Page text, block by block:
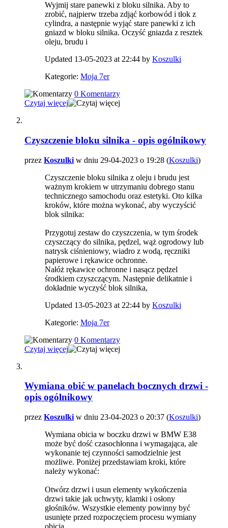
Wyjmij stare panewki z bloku silnika. Aby to
zrobić, najpierw trzeba zdjąć korbowód i tłok z
cylindra, a następnie wyjąć stare panewki z ich
gniazd w bloku silnika. Oczyść gniazda z resztek
oleju, brudu i
Updated 13-05-2023 at 22:44 by Koszulki
Kategorie: Moja 7er
0 Komentarzy
Czytaj więcej
Czyszczenie bloku silnika - opis ogólnikowy
przez Koszulki w dniu 29-04-2023 o 19:28 (Koszulki)
Czyszczenie bloku silnika z oleju i brudu jest
ważnym krokiem w utrzymaniu dobrego stanu
technicznego samochodu oraz estetyki. Oto kilka
kroków, które można wykonać, aby wyczyścić
blok silnika:
Przygotuj zestaw do czyszczenia, w tym środek
czyszczący do silnika, pędzel, wąż ogrodowy lub
natrysk ciśnieniowy, wiadro z wodą, ręczniki
papierowe i rękawice ochronne.
Nałóż rękawice ochronne i nasącz pędzel
środkiem czyszczącym. Następnie delikatnie i
dokładnie wyczyść blok silnika,
Updated 13-05-2023 at 22:44 by Koszulki
Kategorie: Moja 7er
0 Komentarzy
Czytaj więcej
Wymiana obić w panelach bocznych drzwi -
opis ogólnikowy
przez Koszulki w dniu 23-04-2023 o 20:37 (Koszulki)
Wymiana obicia w boczku drzwi w BMW E38
może być dość czasochłonna i wymagająca, ale
wykonanie tej czynności samodzielnie jest
możliwe. Poniżej przedstawiam kroki, które
należy wykonać:
Otwórz drzwi i usun elementy wykończenia
drzwi takie jak uchwyty, klamki i osłony
głośników. Wszystkie elementy powinny być
usunięte przed rozpoczęciem procesu wymiany